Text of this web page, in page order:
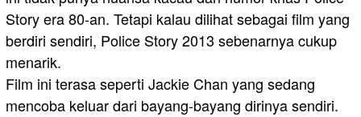
Story era 80-an. Tetapi kalau dilihat sebagai film yang
berdiri sendiri, Police Story 2013 sebenarnya cukup
menarik.
Film ini terasa seperti Jackie Chan yang sedang
mencoba keluar dari bayang-bayang dirinya sendiri.